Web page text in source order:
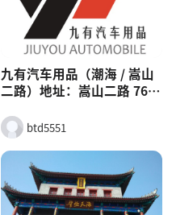
格率 75%+。班型：
C13800–4200 元，
VIP5000+。特点：场地大、
不排队、适合东部 / 田横学
员
九有汽车用品（潮海 / 嵩山
二路）地址：嵩山二路 768
主营：3M / 龙膜贴膜、漫步
者音响、飞歌导航、包围、
座椅改装；代理一线品牌，
可安装。
btd5551